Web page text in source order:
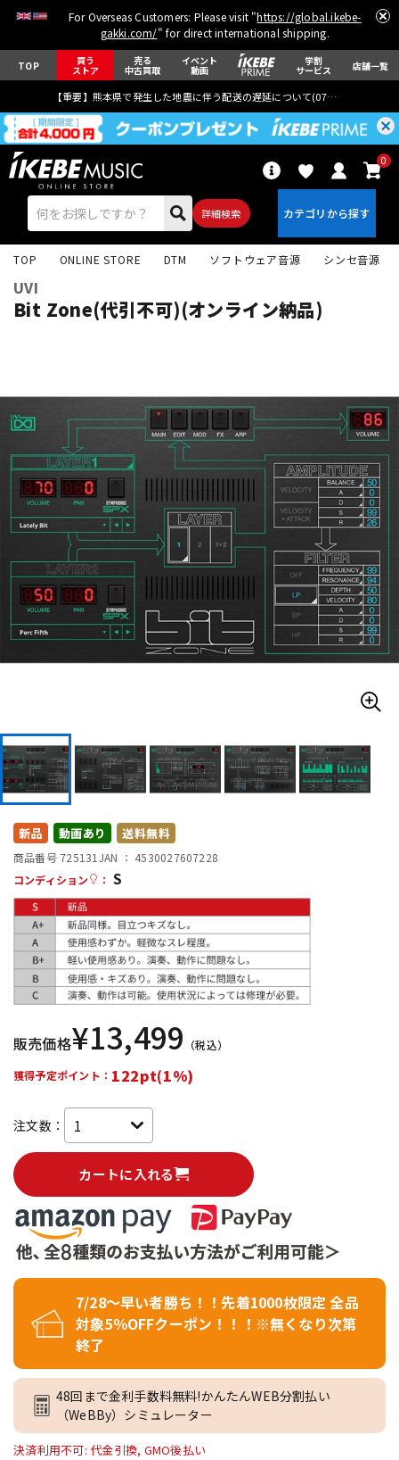
For Overseas Customers: Please visit "https://global.ikebe-
gakki.com/" for direct international shipping.
TOP 買う
ストア
売る
中古買取
イベント
動画
学割
サービス 店舗一覧
【重要】熊本県で発生した地震に伴う配送の遅延について(07月29日
詳細検索
0
ベース ウクレレ
ドラム パーカッション
キーボード 電子ピアノ
管楽器 その他楽器
DJ機器 DTM
配信/ライブ機器
中古
TOP ONLINE STORE DTM ソフトウェア音源 シンセ音源
UVI
Bit Zone(代引不可)(オンライン納品)
新品 動画あり 送料無料
商品番号 725131 JAN ： 4530027607228
コンディション
： S
販売価格¥13,499 （税込）
獲得予定ポイント： 122pt(1%)
注文数：
カートに入れる
7/28～早い者勝ち！！先着1000枚限定 全品
対象5％OFFクーポン！！！※無くなり次第
終了
48回まで金利手数料無料!かんたんWEB分割払い
（WeBBy）シミュレーター
決済利用不可: 代金引換, GMO後払い